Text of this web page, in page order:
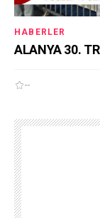
HABERLER
ALANYA 30.
--